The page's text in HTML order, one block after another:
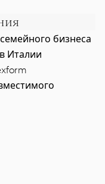
бизнеса
Италии